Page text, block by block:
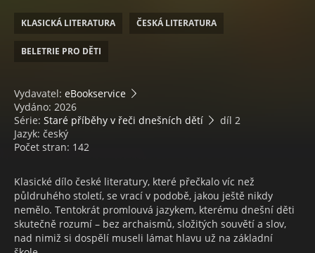
KLASICKÁ LITERATURA ČESKÁ LITERATURA
BELETRIE PRO DĚTI
Vydavatel: eBookservice
Vydáno: 2026
Série: Staré příběhy v řeči dnešních dětí
díl 2
Jazyk: český
Počet stran: 142
Klasické dílo české literatury, které přečkalo víc než
půldruhého století, se vrací v podobě, jakou ještě nikdy
nemělo. Tentokrát promlouvá jazykem, kterému dnešní děti
skutečně rozumí – bez archaismů, složitých souvětí a slov,
nad nimiž si dospělí museli lámat hlavu už na základní